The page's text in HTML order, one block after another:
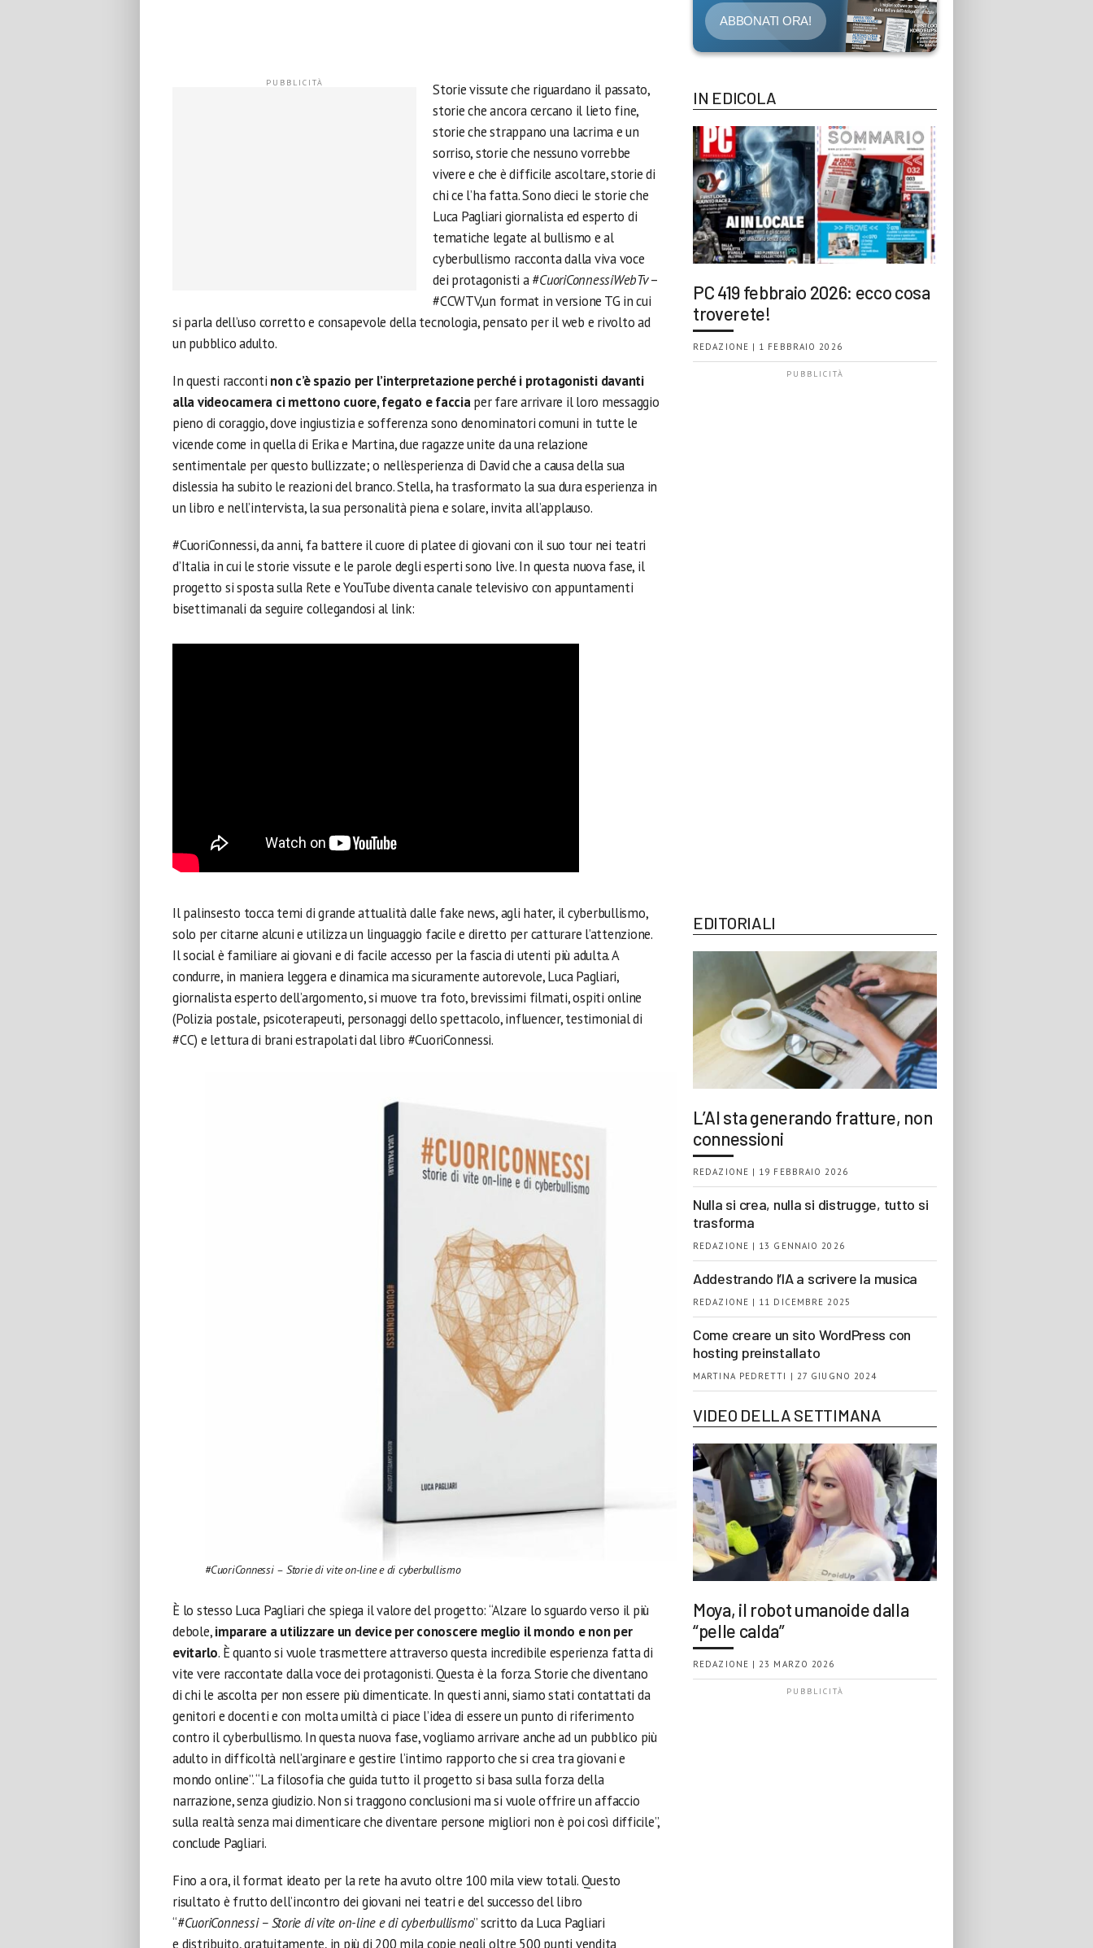
Storie vissute che riguardano il passato,
storie che ancora cercano il lieto fine,
storie che strappano una lacrima e un
sorriso, storie che nessuno vorrebbe
vivere e che è difficile ascoltare, storie di
chi ce l’ha fatta. Sono dieci le storie che
Luca Pagliari giornalista ed esperto di
tematiche legate al bullismo e al
cyberbullismo racconta dalla viva voce
dei protagonisti a#CuoriConnessiWebTv–
#CCWTV,un format in versione TG in cui
si parla dell’uso corretto e consapevole della tecnologia, pensato per il web e rivolto ad
un pubblico adulto.
In questi racconti non c’è spazio per l’interpretazione perché i protagonisti davanti
alla videocamera ci mettono cuore, fegato e facciaper fare arrivare il loro messaggio
pieno di coraggio, dove ingiustizia e sofferenza sono denominatori comuni in tutte le
vicende come in quella di Erika e Martina, due ragazze unite da una relazione
sentimentale per questo bullizzate; o nell’esperienza di David che a causa della sua
dislessia ha subito le reazioni del branco. Stella, ha trasformato la sua dura esperienza in
un libro e nell’intervista, la sua personalità piena e solare, invita all’applauso.
#CuoriConnessi, da anni, fa battere il cuore di platee di giovani con il suo tour nei teatri
d’Italia in cui le storie vissute e le parole degli esperti sono live. In questa nuova fase, il
progetto si sposta sulla Rete e YouTube diventa canale televisivo con appuntamenti
bisettimanali da seguire collegandosi al link:
Il palinsesto tocca temi di grande attualità dalle fake news, agli hater, il cyberbullismo,
solo per citarne alcuni e utilizza un linguaggio facile e diretto per catturare l’attenzione.
Il social è familiare ai giovani e di facile accesso per la fascia di utenti più adulta. A
condurre, in maniera leggera e dinamica ma sicuramente autorevole, Luca Pagliari,
giornalista esperto dell’argomento, si muove tra foto, brevissimi filmati, ospiti online
(Polizia postale, psicoterapeuti, personaggi dello spettacolo, influencer, testimonial di
#CC) e lettura di brani estrapolati dal libro #CuoriConnessi.
#CuoriConnessi – Storie di vite on-line e di cyberbullismo
È lo stesso Luca Pagliari che spiega il valore del progetto: “Alzare lo sguardo verso il più
debole,imparare a utilizzare un device per conoscere meglio il mondo e non per
evitarlo. È quanto si vuole trasmettere attraverso questa incredibile esperienza fatta di
vite vere raccontate dalla voce dei protagonisti. Questa è la forza. Storie che diventano
di chi le ascolta per non essere più dimenticate. In questi anni, siamo stati contattati da
genitori e docenti e con molta umiltà ci piace l’idea di essere un punto di riferimento
contro il cyberbullismo. In questa nuova fase, vogliamo arrivare anche ad un pubblico più
adulto in difficoltà nell’arginare e gestire l’intimo rapporto che si crea tra giovani e
mondo online”. “La filosofia che guida tutto il progetto si basa sulla forza della
narrazione, senza giudizio. Non si traggono conclusioni ma si vuole offrire un affaccio
sulla realtà senza mai dimenticare che diventare persone migliori non è poi così difficile”,
conclude Pagliari.
Fino a ora, il format ideato per la rete ha avuto oltre 100 mila view totali. Questo
risultato è frutto dell’incontro dei giovani nei teatri e del successo del libro
“#CuoriConnessi – Storie di vite on-line e di cyberbullismo” scritto da Luca Pagliari
e distribuito, gratuitamente, in più di 200 mila copie negli oltre 500 punti vendita
ABBONATI ORA!
IN EDICOLA
PC 419 febbraio 2026: ecco cosa
troverete!
REDAZIONE | 1 FEBBRAIO 2026
EDITORIALI
L’AI sta generando fratture, non
connessioni
REDAZIONE | 19 FEBBRAIO 2026
Nulla si crea, nulla si distrugge, tutto si
trasforma
REDAZIONE | 13 GENNAIO 2026
Addestrando l’IA a scrivere la musica
REDAZIONE | 11 DICEMBRE 2025
Come creare un sito WordPress con
hosting preinstallato
MARTINA PEDRETTI | 27 GIUGNO 2024
VIDEO DELLA SETTIMANA
Moya, il robot umanoide dalla
“pelle calda”
REDAZIONE | 23 MARZO 2026